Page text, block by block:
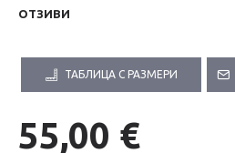
ОТЗИВИ
ТАБЛИЦА С РАЗМЕРИ
55,00 €